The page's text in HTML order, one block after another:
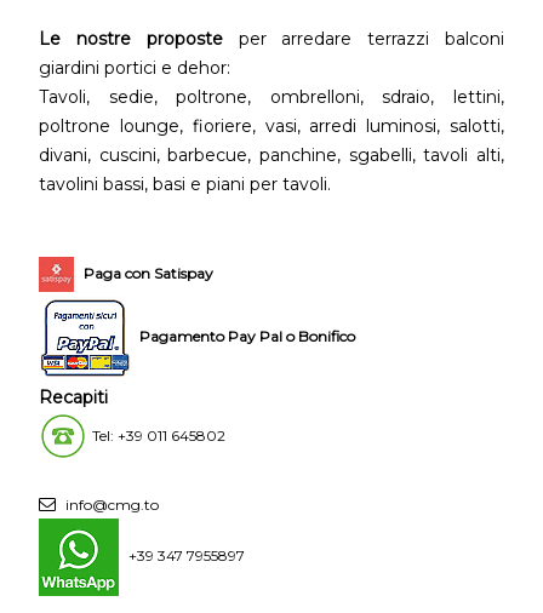
Le nostre proposteper arredare terrazzi balconi
giardini portici e dehor:
Tavoli, sedie, poltrone, ombrelloni, sdraio, lettini,
poltrone lounge, fioriere, vasi, arredi luminosi, salotti,
divani, cuscini, barbecue, panchine, sgabelli, tavoli alti,
tavolini bassi, basi e piani per tavoli.
Paga con Satispay
Pagamento Pay Pal o Bonifico
Recapiti
Tel: +39 011 645802
info@cmg.to
+39 347 7955897